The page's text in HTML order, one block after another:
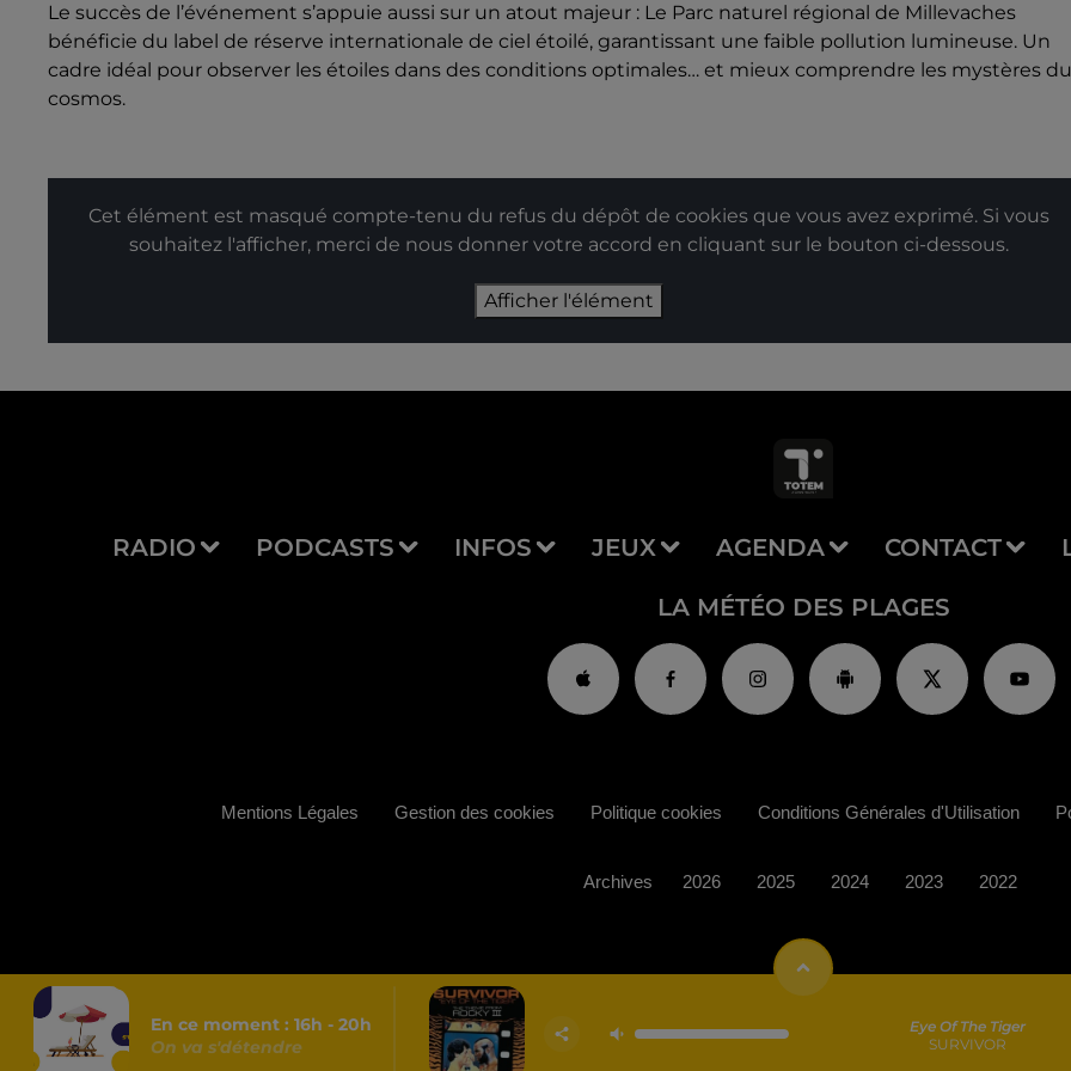
Le succès de l’événement s’appuie aussi sur un atout majeur : Le Parc naturel régional de Millevaches
bénéficie du label de réserve internationale de ciel étoilé, garantissant une faible pollution lumineuse. Un
cadre idéal pour observer les étoiles dans des conditions optimales… et mieux comprendre les mystères du
cosmos.
Cet élément est masqué compte-tenu du refus du dépôt de cookies que vous avez exprimé. Si vous
souhaitez l'afficher, merci de nous donner votre accord en cliquant sur le bouton ci-dessous.
Afficher l'élément
RADIO PODCASTS INFOS JEUX AGENDA CONTACT
LA MÉTÉO DES PLAGES
En ce moment : 16h - 20h
On va s'détendre
Eye Of The Tiger
SURVIVOR
Mentions Légales Gestion des cookies Politique cookies Conditions Générales d'Utilisation
Archives 2026 2025 2024 2023 2022